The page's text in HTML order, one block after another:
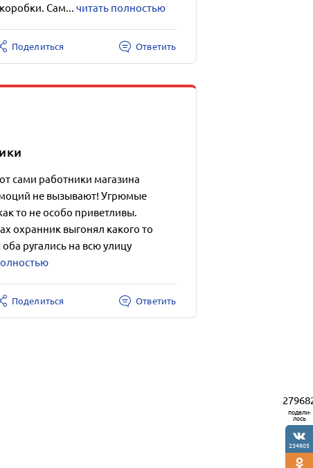
Сам... читать полностью
Поделиться Ответить
сами работники магазина
не вызывают! Угрюмые
то не особо приветливы.
охранник выгонял какого то
ругались на всю улицу
Поделиться Ответить
подели-
лось
234805